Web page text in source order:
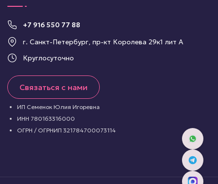
+7 916 550 77 88
г. Санкт-Петербург, пр-кт Королева 29к1 лит А
Круглосуточно
Связаться с нами
ИП Семенок Юлия Игоревна
ИНН 780163316000
ОГРН / ОГРНИП 321784700073114